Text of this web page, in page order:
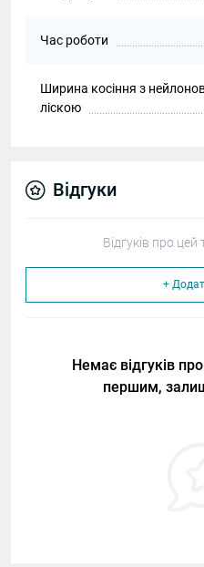
Час роботи
Ширина косіння з
ліскою
Відгуки
Відгуків про
+
Немає відгуків
першим,